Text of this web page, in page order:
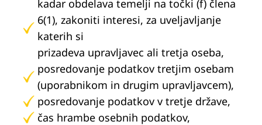
kadar obdelava temelji na točki (f) člena
6(1), zakoniti interesi, za uveljavljanje
katerih si
prizadeva upravljavec ali tretja oseba,
posredovanje podatkov tretjim osebam
(uporabnikom in drugim upravljavcem),
posredovanje podatkov v tretje države,
čas hrambe osebnih podatkov,